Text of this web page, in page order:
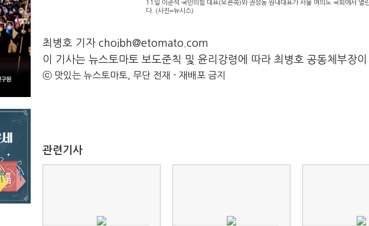
11일 이준석 국민의힘 대표(오른쪽)와 권성동 원내대표가 서울 여의도 국회에서 열
다. (사진=뉴시스)
최병호 기자 choibh@etomato.com
이 기사는 뉴스토마토 보도준칙 및 윤리강령에 따라 최병호 공동체부장이
ⓒ 맛있는 뉴스토마토, 무단 전재 - 재배포 금지
관련기사